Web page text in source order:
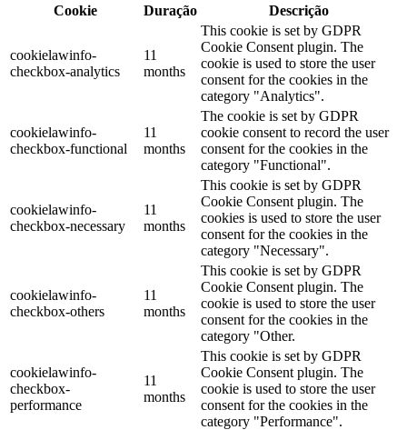
Cookie
Duração Descrição
cookielawinfo-
checkbox-analytics
11
months
This cookie is set by GDPR
Cookie Consent plugin. The
cookie is used to store the user
consent for the cookies in the
category "Analytics".
cookielawinfo-
checkbox-functional
11
months
The cookie is set by GDPR
cookie consent to record the user
consent for the cookies in the
category "Functional".
cookielawinfo-
checkbox-necessary
11
months
This cookie is set by GDPR
Cookie Consent plugin. The
cookies is used to store the user
consent for the cookies in the
category "Necessary".
cookielawinfo-
checkbox-others
11
months
This cookie is set by GDPR
Cookie Consent plugin. The
cookie is used to store the user
consent for the cookies in the
category "Other.
cookielawinfo-
checkbox-
performance
11
months
This cookie is set by GDPR
Cookie Consent plugin. The
cookie is used to store the user
consent for the cookies in the
category "Performance".